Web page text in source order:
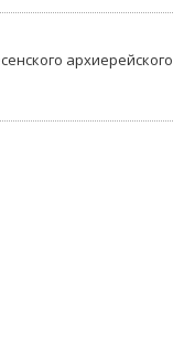
архиерейского